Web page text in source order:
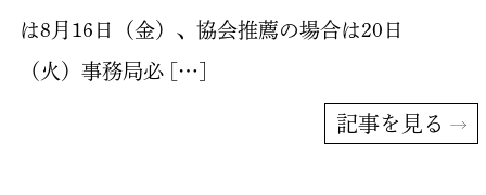
は8月16日（金）、協会推薦の場合は20日
（火）事務局必 […]
記事を見る